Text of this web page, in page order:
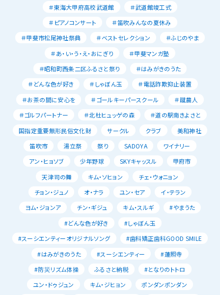
＃東海大甲府高校武道館
＃武道館竣工式
＃ピアノコンサート
＃笛吹みんなの夏休み
＃甲斐市松尾神社祭典
＃ベストセレクション
＃ふじのやま
＃あ・い・う・え・おにぎり
＃甲斐マンガ塾
＃昭和町西条二区ふるさと祭り
＃はみがきのうた
＃どんな色が好き
＃しゃぼん玉
＃電話詐欺抑止装置
＃お茶の間に安心を
＃ゴールキーパースクール
＃蹴農人
＃ゴルフパートナー
＃北杜ヒュッゲの森
＃道の駅南きよさと
国指定重要無形民俗文化財
サークル クラブ
美和神社
笛吹市
湯立祭 祭り SADOYA
ワイナリー
アン・ヒョソブ
少年野球 SKYキャッスル
甲府市
天津司の舞
キム・ソヒョン
チェ・ウォニョン
チョン・ジュノ
オ・ナラ ユン・セア
イ・テラン
ヨム・ジョンア
チン・ギジュ キム・スルギ
#やまうた
#どんな色が好き
#しゃぼん玉
#スーシエンティーオリジナルソング
#歯科矯正歯科GOOD SMILE
#はみがきのうた
#スーシエンティー
#蓮照寺
#防災リズム体操
ふるさと納税
#となりのトトロ
ユン・ドゥジュン
キム・ジヒョン
ポンダンポンダン